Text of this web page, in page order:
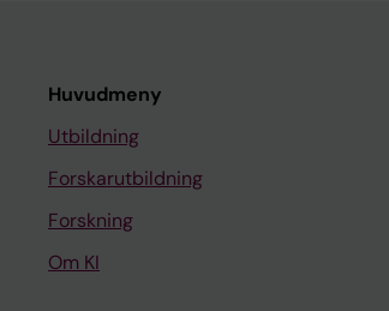
Huvudmeny
Utbildning
Forskarutbildning
Forskning
Om KI